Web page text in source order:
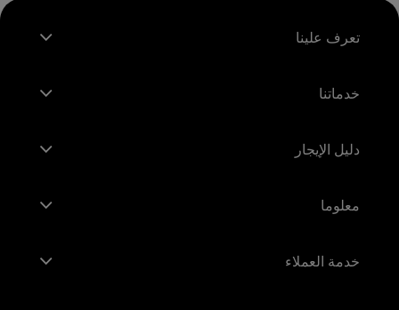
تعرف علينا
خدماتنا
دليل الإيجار
معلوما
خدمة العملاء